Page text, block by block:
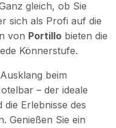
gleich, ob Sie
sich als Profi auf die
von Portillo bieten die
Könnerstufe.
beim
– der ideale
Erlebnisse des
Genießen Sie ein